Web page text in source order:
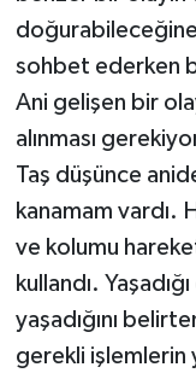
doğurabileceğine
sohbet ederken
Ani gelişen bir
alınması
Taş düşünce
kanamam vardı.
ve kolumu
kullandı.
yaşadığını
gerekli işlemlerin